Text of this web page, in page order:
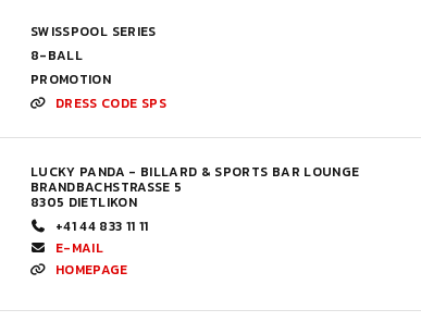
SWISSPOOL SERIES
8-BALL
PROMOTION
DRESS CODE SPS
LUCKY PANDA - BILLARD & SPORTS BAR LOUNGE
BRANDBACHSTRASSE 5
8305 DIETLIKON
+41 44 833 11 11
E-MAIL
HOMEPAGE